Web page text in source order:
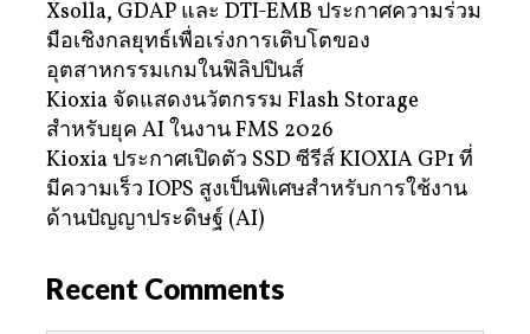
Xsolla, GDAP และ DTI-EMB ประกาศความร่วม
มือเชิงกลยุทธ์เพื่อเร่งการเติบโตของ
อุตสาหกรรมเกมในฟิลิปปินส์
Kioxia จัดแสดงนวัตกรรม Flash Storage
สำหรับยุค AI ในงาน FMS 2026
Kioxia ประกาศเปิดตัว SSD ซีรีส์ KIOXIA GP1 ที่
มีความเร็ว IOPS สูงเป็นพิเศษสำหรับการใช้งาน
ด้านปัญญาประดิษฐ์ (AI)
Recent Comments